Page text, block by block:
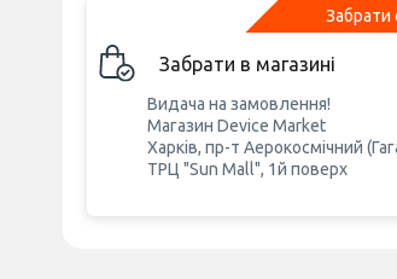
Забрати
Забрати в магазині
Видача на замовлення!
Магазин Device Market
Харків, пр-т Аерокосмічний
ТРЦ "Sun Mall", 1й поверх